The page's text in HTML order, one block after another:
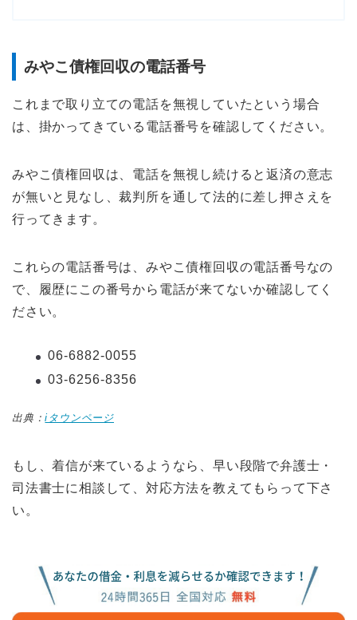
みやこ債権回収の電話番号
これまで取り立ての電話を無視していたという場合
は、掛かってきている電話番号を確認してください。
みやこ債権回収は、電話を無視し続けると返済の意志
が無いと見なし、裁判所を通して法的に差し押さえを
行ってきます。
これらの電話番号は、みやこ債権回収の電話番号なの
で、履歴にこの番号から電話が来てないか確認してく
ださい。
06-6882-0055
03-6256-8356
出典：iタウンページ
もし、着信が来ているようなら、早い段階で弁護士・
司法書士に相談して、対応方法を教えてもらって下さ
い。